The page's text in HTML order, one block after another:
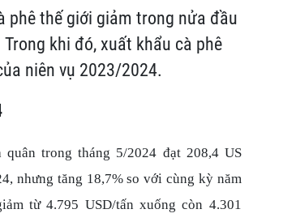
phê thế giới giảm trong nửa đầu
khi đó, xuất khẩu cà phê
niên vụ 2023/2024.
trong tháng 5/2024 đạt 208,4 US
nhưng tăng 18,7% so với cùng kỳ năm
từ 4.795 USD/tấn xuống còn 4.301